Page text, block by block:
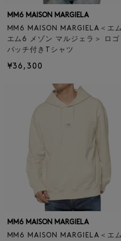
MM6 MAISON MARGIELA
MM6 MAISON MARGIELA＜エム
エム6 メゾン マルジェラ＞ ロゴ
パッチ付きTシャツ
¥36,300
MM6 MAISON MARGIELA
MM6 MAISON MARGIELA＜エム